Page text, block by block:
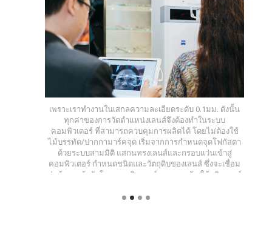
เพราะเราทำงานในเสกลความละเอียดระดับ 0.1มม. ดังนั้น
ทุกค่าของการวัดตำแหน่งเลนส์จึงต้องทำในระบบ
คอมพิวเตอร์ ที่สามารถควบคุมการผลิตได้ โดยไม่ต้องใช้
ไม้บรรทัด/ปากกามาร์คจุด เริ่มจากการกำหนดจุดโฟกัสตา
ด้วยระบบสามมิติ แสกนทรงเลนส์และกรอบแว่นเข้าสู่
คอมพิวเตอร์ กำหนดชนิดและวัตถุดิบของเลนส์ ซึ่งจะเชื่อม
ต่อข้อมูลเข้ากับโรงงานผลิตเลนส์ของเยอรมัน ให้ผลิตเลนส์
สามารถทำได้